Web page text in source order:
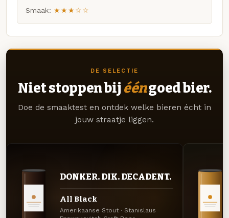
Smaak: ★★★☆☆
DE SELECTIE
Niet stoppen bij ééngoed bier.
Doe de smaaktest en ontdek welke bieren écht in
jouw straatje liggen.
DONKER. DIK. DECADENT.
All Black
Amerikaanse Stout · Stanislaus